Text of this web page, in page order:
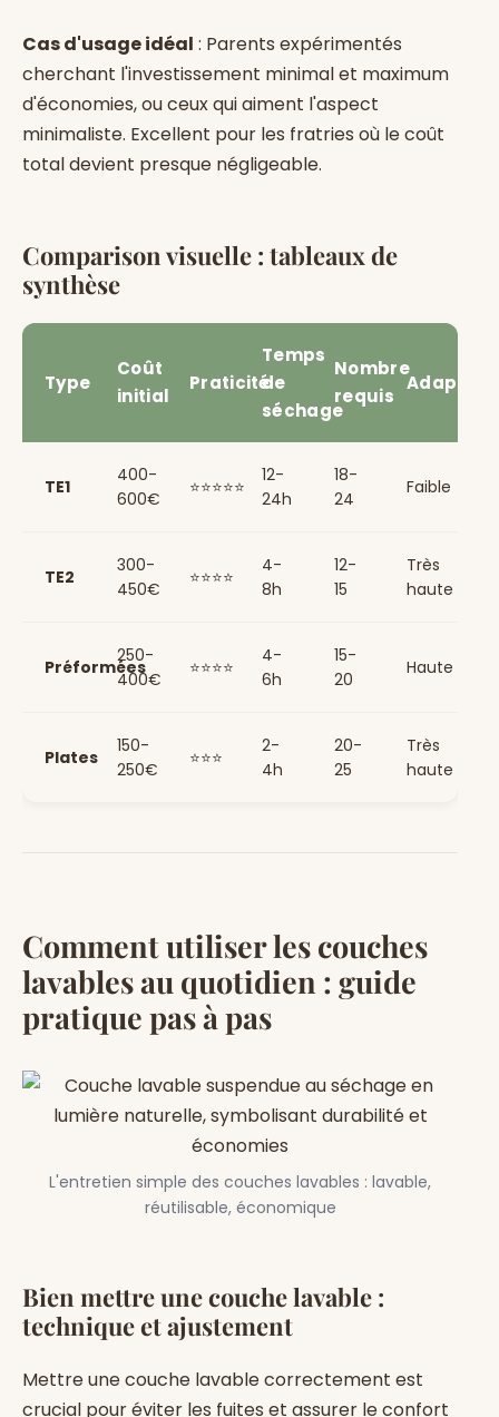
Cas d'usage idéal : Parents expérimentés
cherchant l'investissement minimal et maximum
d'économies, ou ceux qui aiment l'aspect
minimaliste. Excellent pour les fratries où le coût
total devient presque négligeable.
Comparison visuelle : tableaux de
synthèse
Type
Coût
initial
Praticité
Temps
de
séchage
Nombre
requis
TE1
400-
600€
⭐⭐⭐⭐⭐
12-
24h
18-
24
Faible
TE2
300-
450€
⭐⭐⭐⭐
4-
8h
12-
15
Très
haute
Préformées
250-
400€
⭐⭐⭐⭐
4-
6h
15-
20
Haute
Plates
150-
250€
⭐⭐⭐
2-
4h
20-
25
Très
haute
Comment utiliser les couches
lavables au quotidien : guide
pratique pas à pas
L'entretien simple des couches lavables : lavable,
réutilisable, économique
Bien mettre une couche lavable :
technique et ajustement
Mettre une couche lavable correctement est
crucial pour éviter les fuites et assurer le confort
Sophie de Paris
il y a 5 min